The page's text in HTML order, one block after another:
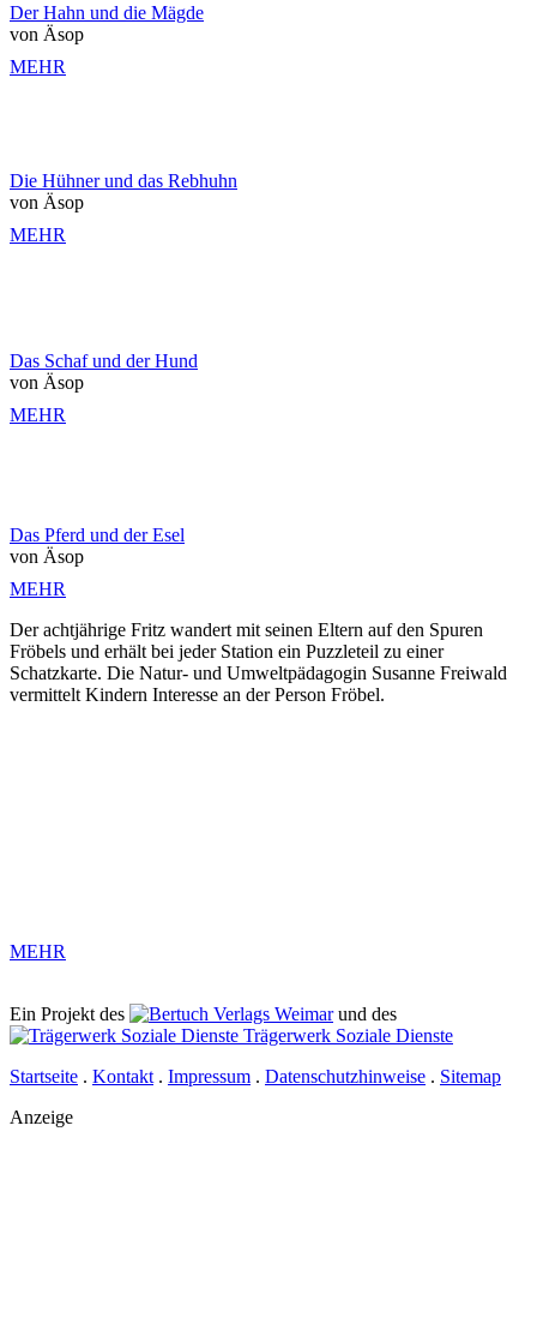
Der Hahn und die Mägde
von Äsop
MEHR
Die Hühner und das Rebhuhn
von Äsop
MEHR
Das Schaf und der Hund
von Äsop
MEHR
Das Pferd und der Esel
von Äsop
MEHR
Der achtjährige Fritz wandert mit seinen Eltern auf den Spuren
Fröbels und erhält bei jeder Station ein Puzzleteil zu einer
Schatzkarte. Die Natur- und Umweltpädagogin Susanne Freiwald
vermittelt Kindern Interesse an der Person Fröbel.
MEHR
Ein Projekt des Verlags Weimarund des
Trägerwerk Soziale Dienste
Startseite . Kontakt . Impressum . Datenschutzhinweise . Sitemap
Anzeige